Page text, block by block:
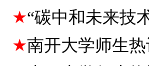
“碳中和未来技
南开大学师生